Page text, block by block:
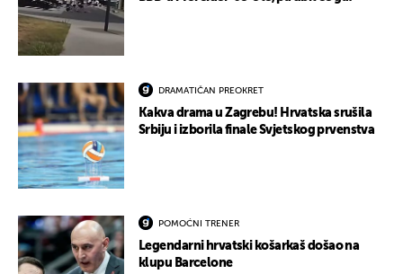
DRAMATIČAN PREOKRET
Kakva drama u Zagrebu! Hrvatska srušila
Srbiju i izborila finale Svjetskog prvenstva
POMOĆNI TRENER
Legendarni hrvatski košarkaš došao na
klupu Barcelone